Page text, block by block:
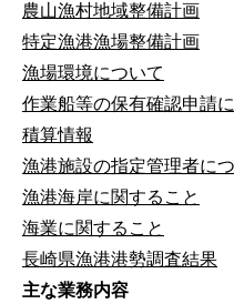
農山漁村地域整備計画
特定漁港漁場整備計画
漁場環境について
作業船等の保有確認申請
積算情報
漁港施設の指定管理者に
漁港海岸に関すること
海業に関すること
長崎県漁港港勢調査結果
主な業務内容